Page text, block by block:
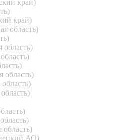
край)
край)
область)
область)
область)
область)